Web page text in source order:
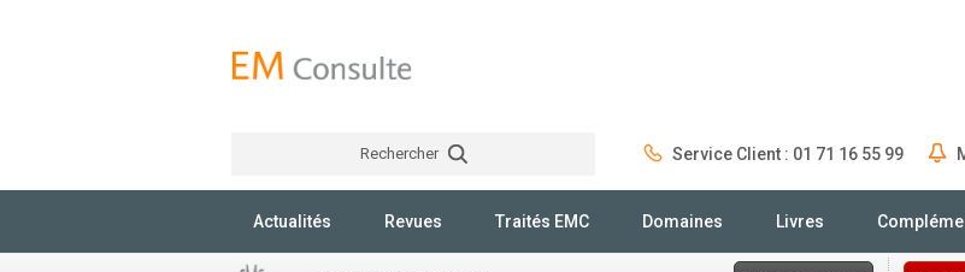
Rechercher Service Client : 01 71 16 55 99
Actualités Revues Traités EMC Domaines Livres